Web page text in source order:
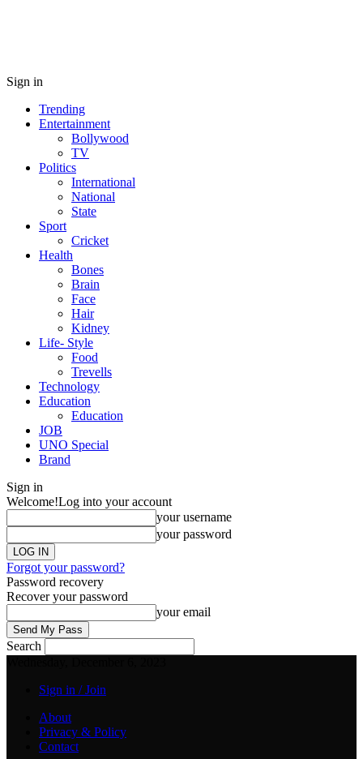
Sign in
Trending
Entertainment
Bollywood
TV
Politics
International
National
State
Sport
Cricket
Health
Bones
Brain
Face
Hair
Kidney
Life- Style
Food
Trevells
Technology
Education
Education
JOB
UNO Special
Brand
Sign in
Welcome!Log into your account
your username
your password
Forgot your password?
Password recovery
Recover your password
your email
Search
Sign in / Join
About
Privacy & Policy
Contact